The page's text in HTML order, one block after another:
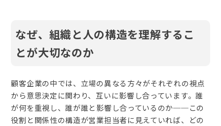
なぜ、組織と人の構造を理解するこ
とが大切なのか
顧客企業の中では、立場の異なる方々がそれぞれの視点
から意思決定に関わり、互いに影響し合っています。誰
が何を重視し、誰が誰と影響し合っているのか──この
役割と関係性の構造が営業担当者に見えていれば、どの